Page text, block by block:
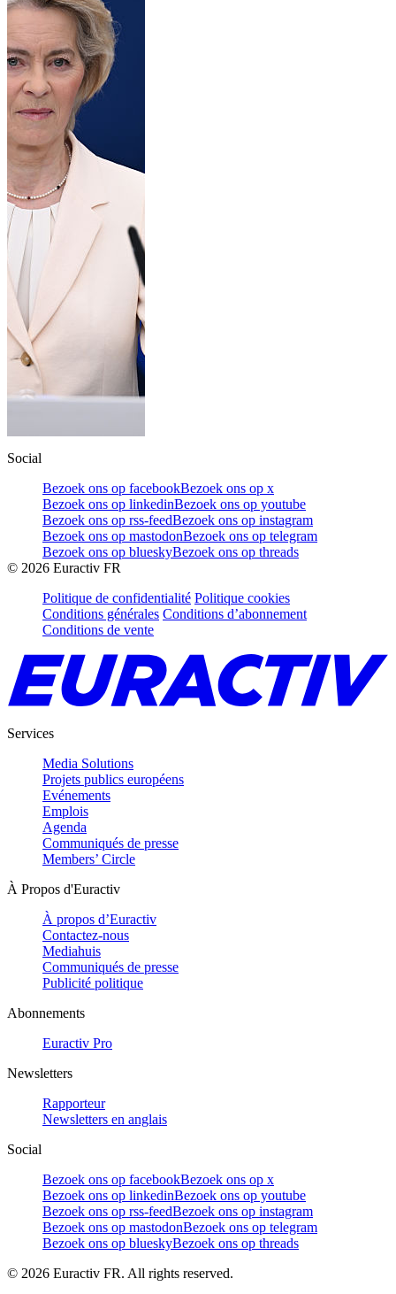
Social
Bezoek ons op facebookBezoek ons op x
Bezoek ons op linkedinBezoek ons op youtube
Bezoek ons op rss-feedBezoek ons op instagram
Bezoek ons op mastodonBezoek ons op telegram
Bezoek ons op blueskyBezoek ons op threads
© 2026 Euractiv FR
Politique de confidentialité Politique cookies
Conditions générales Conditions d’abonnement
Conditions de vente
Services
Media Solutions
Projets publics européens
Evénements
Emplois
Agenda
Communiqués de presse
Members’ Circle
À Propos d'Euractiv
À propos d’Euractiv
Contactez-nous
Mediahuis
Communiqués de presse
Publicité politique
Abonnements
Euractiv Pro
Newsletters
Rapporteur
Newsletters en anglais
Social
Bezoek ons op facebookBezoek ons op x
Bezoek ons op linkedinBezoek ons op youtube
Bezoek ons op rss-feedBezoek ons op instagram
Bezoek ons op mastodonBezoek ons op telegram
Bezoek ons op blueskyBezoek ons op threads
© 2026 Euractiv FR. All rights reserved.